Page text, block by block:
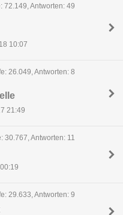
72.149, Antworten: 49
10:07
26.049, Antworten: 8
21:49
30.767, Antworten: 11
29.633, Antworten: 9